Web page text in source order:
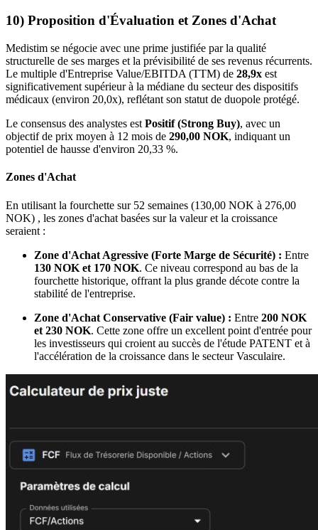
10) Proposition d'Évaluation et Zones d'Achat
Medistim se négocie avec une prime justifiée par la qualité
structurelle de ses marges et la prévisibilité de ses revenus récurrents.
Le multiple d'Entreprise Value/EBITDA (TTM) de 28,9x est
significativement supérieur à la médiane du secteur des dispositifs
médicaux (environ 20,0x), reflétant son statut de duopole protégé.
Le consensus des analystes est Positif (Strong Buy), avec un
objectif de prix moyen à 12 mois de 290,00 NOK, indiquant un
potentiel de hausse d'environ 20,33 %.
Zones d'Achat
En utilisant la fourchette sur 52 semaines (130,00 NOK à 276,00
NOK) , les zones d'achat basées sur la valeur et la croissance
seraient :
Zone d'Achat Agressive (Forte Marge de Sécurité) : Entre
130 NOK et 170 NOK. Ce niveau correspond au bas de la
fourchette historique, offrant la plus grande décote contre la
stabilité de l'entreprise.
Zone d'Achat Conservative (Fair value) : Entre 200 NOK
et 230 NOK. Cette zone offre un excellent point d'entrée pour
les investisseurs qui croient au succès de l'étude PATENT et à
l'accélération de la croissance dans le secteur Vasculaire.